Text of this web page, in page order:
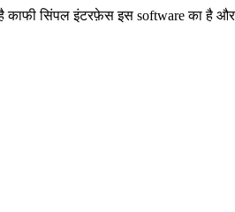
है काफी सिंपल इंटरफ़ेस इस software का